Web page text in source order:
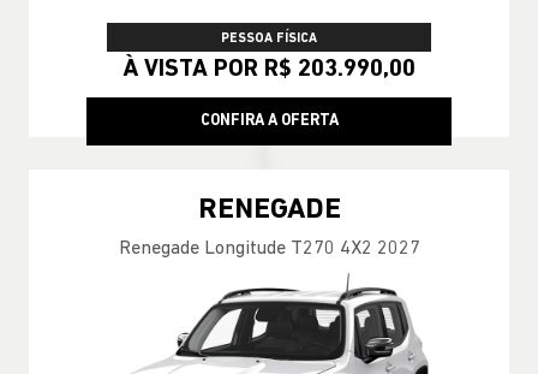
PESSOA FÍSICA
À VISTA POR R$ 203.990,00
CONFIRA A OFERTA
RENEGADE
Renegade Longitude T270 4X2 2027